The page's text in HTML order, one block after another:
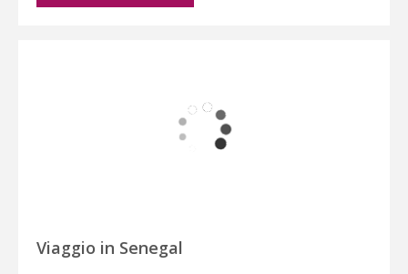
Viaggio in Senegal